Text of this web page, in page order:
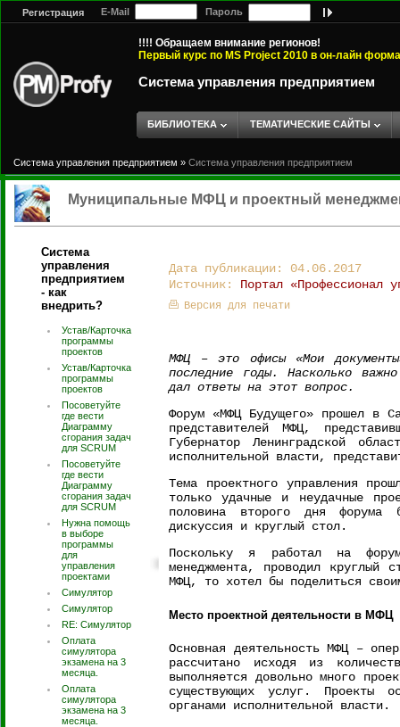
Регистрация E-Mail Пароль
!!!! Обращаем внимание регионов!
Первый курс по MS Project 2010 в он-лайн
Система управления предприятием
БИБЛИОТЕКА ТЕМАТИЧЕСКИЕ САЙТЫ
Система управления предприятием » Система управления предприятием
Муниципальные МФЦ и проектный
Система
управления
предприятием
- как
внедрить?
Устав/Карточка
программы
проектов
Устав/Карточка
программы
проектов
Посоветуйте
где вести
Диаграмму
сгорания задач
для SCRUM
Посоветуйте
где вести
Диаграмму
сгорания задач
для SCRUM
Нужна помощь
в выборе
программы
для
управления
проектами
Симулятор
Симулятор
RE: Симулятор
Оплата
симулятора
экзамена на 3
месяца.
Оплата
симулятора
экзамена на 3
месяца.
Дата публикации: 04.06.2017
Источник: Портал «Профессионал
Версия для печати
МФЦ – это офисы «Мои
последние годы. Насколько
дал ответы на этот вопрос.
Форум «МФЦ Будущего» прошел в
представителей МФЦ,
Губернатор Ленинградской
исполнительной власти,
Тема проектного управления
только удачные и неудачные
половина второго дня форума
дискуссия и круглый стол.
Поскольку я работал на
менеджмента, проводил круглый
МФЦ, то хотел бы поделиться
Место проектной деятельности в МФЦ
Основная деятельность МФЦ –
рассчитано исходя из
выполняется довольно много
существующих услуг. Проекты
органами исполнительной власти.